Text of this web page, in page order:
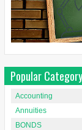
Popular Category
Accounting
Annuities
BONDS